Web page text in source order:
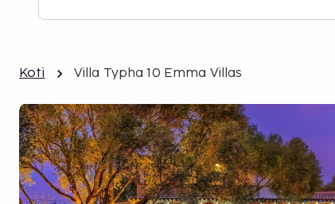
Koti Villa Typha 10 Emma Villas